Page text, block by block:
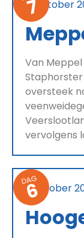
7
12 oktober
Van
oversteek
vervolgens
DAG
6
11 oktober